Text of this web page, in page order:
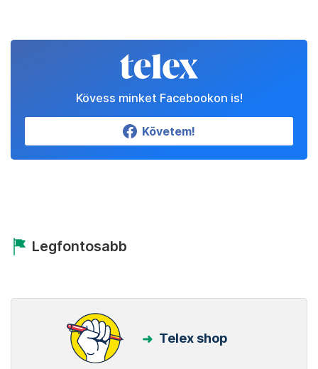
Kövess minket Facebookon is!
Követem!
Legfontosabb
Telex shop